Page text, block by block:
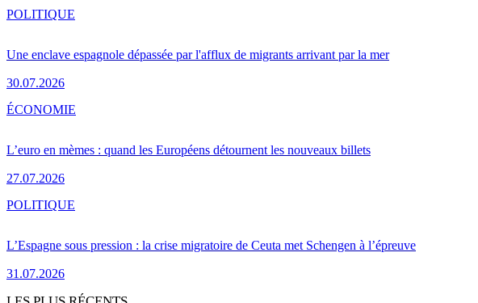
Une enclave espagnole dépassée par l'afflux de migrants arrivant par la mer
30.07.2026
POLITIQUE
L’euro en mèmes : quand les Européens détournent les nouveaux billets
27.07.2026
ÉCONOMIE
L’Espagne sous pression : la crise migratoire de Ceuta met Schengen à l’épreuve
31.07.2026
POLITIQUE